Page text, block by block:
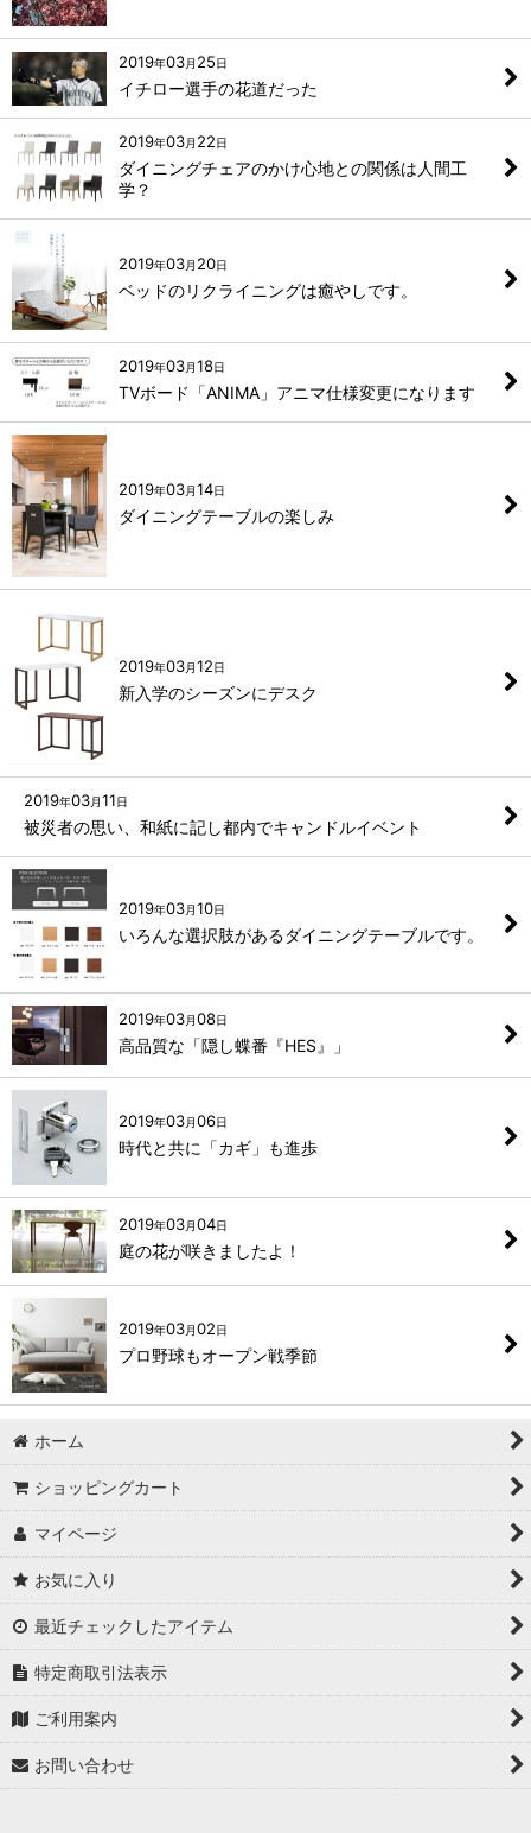
2019年03月 25日
イチロー選手の花道だった
2019年03月 22日
ダイニングチェアのかけ心地との関係は人間工
学？
2019年03月 20日
ベッドのリクライニングは癒やしです。
2019年03月18日
TVボード「ANIMA」アニマ仕様変更になります
2019年03月14日
ダイニングテーブルの楽しみ
2019年03月12日
新入学のシーズンにデスク
2019年03月11日
被災者の思い、和紙に記し都内でキャンドルイベント
2019年03月10日
いろんな選択肢があるダイニングテーブルです。
2019年03月08日
高品質な「隠し蝶番『HES』」
2019年03月06日
時代と共に「カギ」も進歩
2019年03月04日
庭の花が咲きましたよ！
2019年03月02日
プロ野球もオープン戦季節
ホーム
ショッピングカート
マイページ
お気に入り
最近チェックしたアイテム
特定商取引法表示
ご利用案内
お問い合わせ